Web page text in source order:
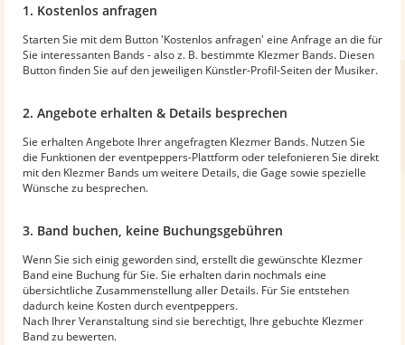
1. Kostenlos anfragen
Starten Sie mit dem Button 'Kostenlos anfragen' eine Anfrage an die für
Sie interessanten Bands - also z. B. bestimmte Klezmer Bands. Diesen
Button finden Sie auf den jeweiligen Künstler-Profil-Seiten der Musiker.
2. Angebote erhalten & Details besprechen
Sie erhalten Angebote Ihrer angefragten Klezmer Bands. Nutzen Sie
die Funktionen der eventpeppers-Plattform oder telefonieren Sie direkt
mit den Klezmer Bands um weitere Details, die Gage sowie spezielle
Wünsche zu besprechen.
3. Band buchen, keine Buchungsgebühren
Wenn Sie sich einig geworden sind, erstellt die gewünschte Klezmer
Band eine Buchung für Sie. Sie erhalten darin nochmals eine
übersichtliche Zusammenstellung aller Details. Für Sie entstehen
dadurch keine Kosten durch eventpeppers.
Nach Ihrer Veranstaltung sind sie berechtigt, Ihre gebuchte Klezmer
Band zu bewerten.